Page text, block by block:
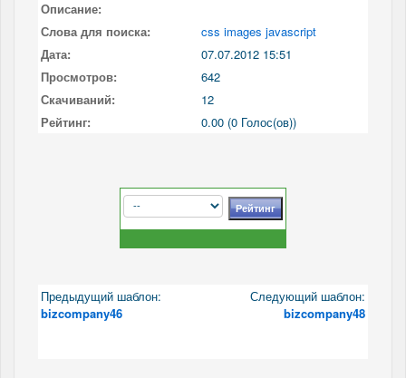
Описание:
Слова для поиска:
css images javascript
Дата:
07.07.2012 15:51
Просмотров:
642
Скачиваний:
12
Рейтинг:
0.00 (0 Голос(ов))
Предыдущий шаблон:
bizcompany46
Следующий шаблон:
bizcompany48